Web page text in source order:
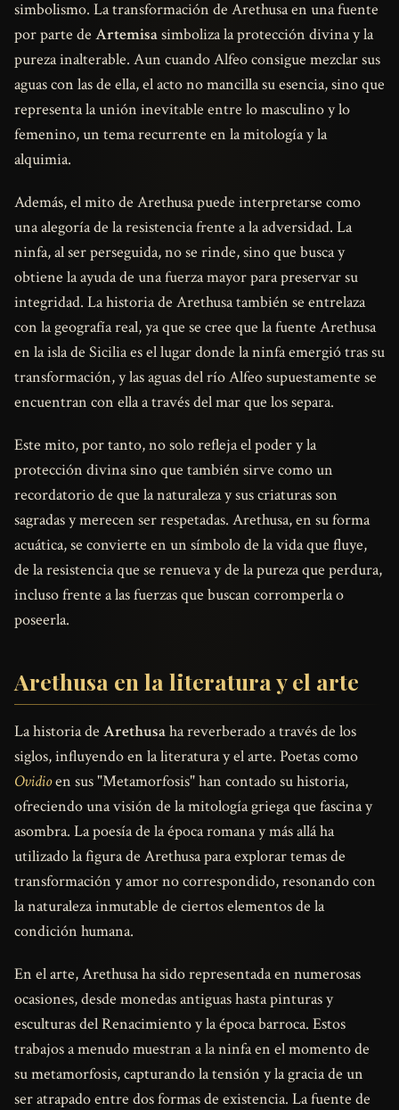
simbolismo. La transformación de Arethusa en una fuente
por parte de Artemisasimboliza la protección divina y la
pureza inalterable. Aun cuando Alfeo consigue mezclar sus
aguas con las de ella, el acto no mancilla su esencia, sino que
representa la unión inevitable entre lo masculino y lo
femenino, un tema recurrente en la mitología y la
alquimia.
Además, el mito de Arethusa puede interpretarse como
una alegoría de la resistencia frente a la adversidad. La
ninfa, al ser perseguida, no se rinde, sino que busca y
obtiene la ayuda de una fuerza mayor para preservar su
integridad. La historia de Arethusa también se entrelaza
con la geografía real, ya que se cree que la fuente Arethusa
en la isla de Sicilia es el lugar donde la ninfa emergió tras su
transformación, y las aguas del río Alfeo supuestamente se
encuentran con ella a través del mar que los separa.
Este mito, por tanto, no solo refleja el poder y la
protección divina sino que también sirve como un
recordatorio de que la naturaleza y sus criaturas son
sagradas y merecen ser respetadas. Arethusa, en su forma
acuática, se convierte en un símbolo de la vida que fluye,
de la resistencia que se renueva y de la pureza que perdura,
incluso frente a las fuerzas que buscan corromperla o
poseerla.
Arethusa en la literatura y el arte
La historia de Arethusaha reverberado a través de los
siglos, influyendo en la literatura y el arte. Poetas como
Ovidioen sus "Metamorfosis" han contado su historia,
ofreciendo una visión de la mitología griega que fascina y
asombra. La poesía de la época romana y más allá ha
utilizado la figura de Arethusa para explorar temas de
transformación y amor no correspondido, resonando con
la naturaleza inmutable de ciertos elementos de la
condición humana.
En el arte, Arethusa ha sido representada en numerosas
ocasiones, desde monedas antiguas hasta pinturas y
esculturas del Renacimiento y la época barroca. Estos
trabajos a menudo muestran a la ninfa en el momento de
su metamorfosis, capturando la tensión y la gracia de un
ser atrapado entre dos formas de existencia. La fuente de